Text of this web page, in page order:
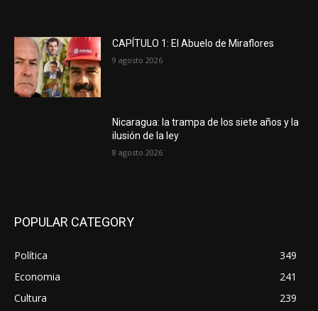
CAPÍTULO 1: El Abuelo de Miraflores
9 agosto 2026
Nicaragua: la trampa de los siete años y la
ilusión de la ley
8 agosto 2026
POPULAR CATEGORY
Política
349
Economia
241
Cultura
239